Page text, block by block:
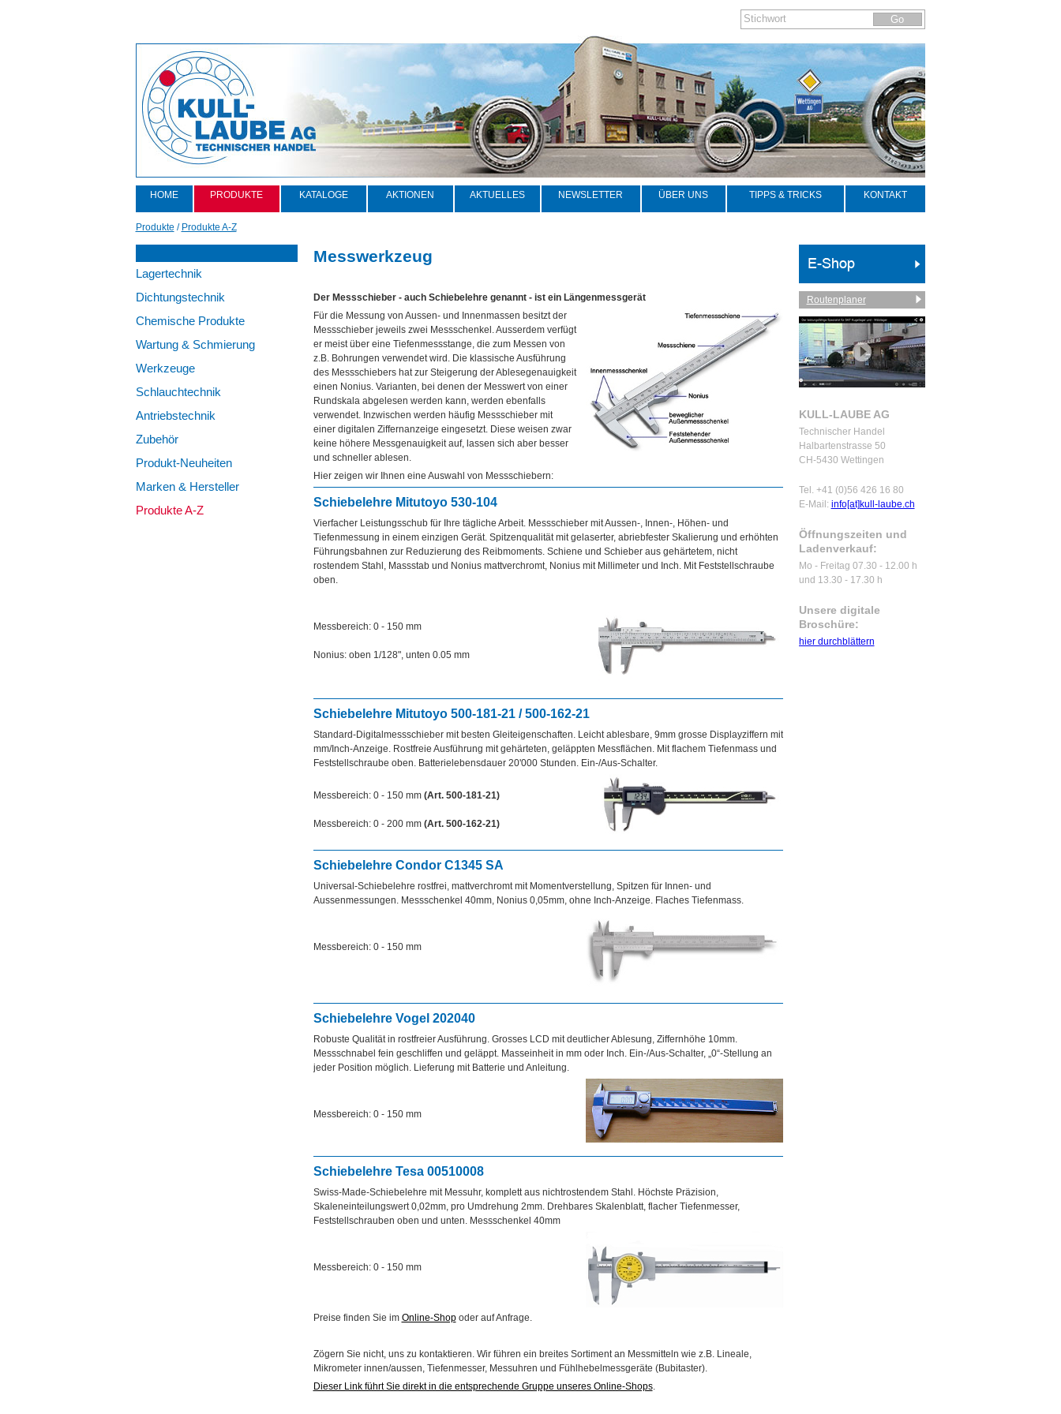
HOME PRODUKTE KATALOGE AKTIONEN AKTUELLES NEWSLETTER ÜBER UNS TIPPS & TRICKS KONTAKT
Produkte / Produkte A-Z
Lagertechnik
Dichtungstechnik
Chemische Produkte
Wartung & Schmierung
Werkzeuge
Schlauchtechnik
Antriebstechnik
Zubehör
Produkt-Neuheiten
Marken & Hersteller
Produkte A-Z
Routenplaner
KULL-LAUBE AG
Technischer Handel
Halbartenstrasse 50
CH-5430 Wettingen
Tel. +41 (0)56 426 16 80
E-Mail: info[at]kull-laube.ch
Öffnungszeiten und
Ladenverkauf:
Mo - Freitag 07.30 - 12.00 h
und 13.30 - 17.30 h
Unsere digitale
Broschüre:
hier durchblättern
Messwerkzeug
Der Messschieber - auch Schiebelehre genannt - ist ein Längenmessgerät
Für die Messung von Aussen- und Innenmassen besitzt der
Messschieber jeweils zwei Messschenkel. Ausserdem verfügt
er meist über eine Tiefenmessstange, die zum Messen von
z.B. Bohrungen verwendet wird. Die klassische Ausführung
des Messschiebers hat zur Steigerung der Ablesegenauigkeit
einen Nonius. Varianten, bei denen der Messwert von einer
Rundskala abgelesen werden kann, werden ebenfalls
verwendet. Inzwischen werden häufig Messschieber mit
einer digitalen Ziffernanzeige eingesetzt. Diese weisen zwar
keine höhere Messgenauigkeit auf, lassen sich aber besser
und schneller ablesen.
Hier zeigen wir Ihnen eine Auswahl von Messschiebern:
Schiebelehre Mitutoyo 530-104
Vierfacher Leistungsschub für Ihre tägliche Arbeit. Messschieber mit Aussen-, Innen-, Höhen- und
Tiefenmessung in einem einzigen Gerät. Spitzenqualität mit gelaserter, abriebfester Skalierung und erhöhten
Führungsbahnen zur Reduzierung des Reibmoments. Schiene und Schieber aus gehärtetem, nicht
rostendem Stahl, Massstab und Nonius mattverchromt, Nonius mit Millimeter und Inch. Mit Feststellschraube
oben.
Messbereich: 0 - 150 mm
Nonius: oben 1/128", unten 0.05 mm
Schiebelehre Mitutoyo 500-181-21 / 500-162-21
Standard-Digitalmessschieber mit besten Gleiteigenschaften. Leicht ablesbare, 9mm grosse Displayziffern mit
mm/Inch-Anzeige. Rostfreie Ausführung mit gehärteten, geläppten Messflächen. Mit flachem Tiefenmass und
Feststellschraube oben. Batterielebensdauer 20'000 Stunden. Ein-/Aus-Schalter.
Messbereich: 0 - 150 mm (Art. 500-181-21)
Messbereich: 0 - 200 mm (Art. 500-162-21)
Schiebelehre Condor C1345 SA
Universal-Schiebelehre rostfrei, mattverchromt mit Momentverstellung, Spitzen für Innen- und
Aussenmessungen. Messschenkel 40mm, Nonius 0,05mm, ohne Inch-Anzeige. Flaches Tiefenmass.
Messbereich: 0 - 150 mm
Schiebelehre Vogel 202040
Robuste Qualität in rostfreier Ausführung. Grosses LCD mit deutlicher Ablesung, Ziffernhöhe 10mm.
Messschnabel fein geschliffen und geläppt. Masseinheit in mm oder Inch. Ein-/Aus-Schalter, „0“-Stellung an
jeder Position möglich. Lieferung mit Batterie und Anleitung.
Messbereich: 0 - 150 mm
Schiebelehre Tesa 00510008
Swiss-Made-Schiebelehre mit Messuhr, komplett aus nichtrostendem Stahl. Höchste Präzision,
Skaleneinteilungswert 0,02mm, pro Umdrehung 2mm. Drehbares Skalenblatt, flacher Tiefenmesser,
Feststellschrauben oben und unten. Messschenkel 40mm
Messbereich: 0 - 150 mm
Preise finden Sie im Online-Shopoder auf Anfrage.
Zögern Sie nicht, uns zu kontaktieren. Wir führen ein breites Sortiment an Messmitteln wie z.B. Lineale,
Mikrometer innen/aussen, Tiefenmesser, Messuhren und Fühlhebelmessgeräte (Bubitaster).
Dieser Link führt Sie direkt in die entsprechende Gruppe unseres Online-Shops.